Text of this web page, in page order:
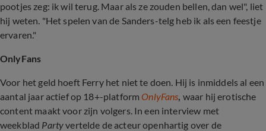
pootjes zeg: ik wil terug. Maar als ze zouden bellen, dan wel", liet
hij weten. "Het spelen van de Sanders-telg heb ik als een feestje
ervaren."
OnlyFans
Voor het geld hoeft Ferry het niet te doen. Hij is inmiddels al een
aantal jaar actief op 18+-platform OnlyFans, waar hij erotische
content maakt voor zijn volgers. In een interview met
weekblad Partyvertelde de acteur openhartig over de